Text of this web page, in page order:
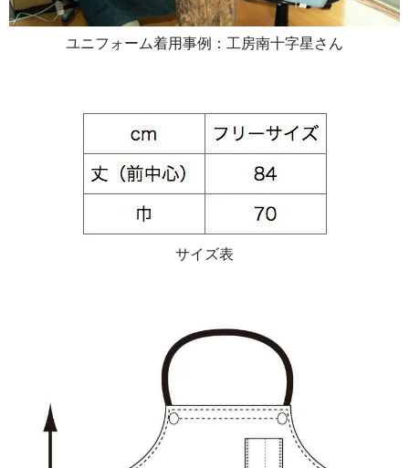
ユニフォーム着用事例：工房南十字星さん
サイズ表